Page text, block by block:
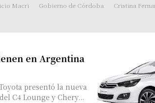
Macri Gobierno de Córdoba Cristina
en Argentina
presentó la nueva
C4 Lounge y Chery...